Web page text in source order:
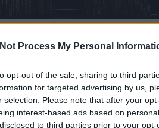
Process My Personal
opt-out of the sale, sharing to third
for targeted advertising by us,
selection. Please note that after your
interest-based ads based on
to third parties prior to your
TOVÁBB OLVASOM
SZTÁR LESZEK ŐSZI SZEZON 2024